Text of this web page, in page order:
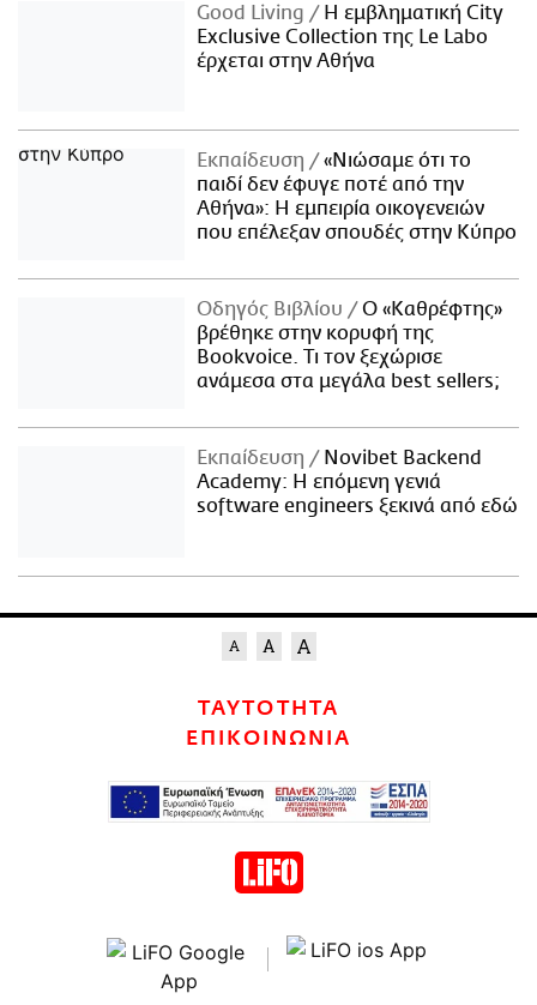
Good Living
Η εμβληματική City
Exclusive Collection της Le Labo
έρχεται στην Αθήνα
Εκπαίδευση
«Νιώσαμε ότι το
παιδί δεν έφυγε ποτέ από την
Αθήνα»: Η εμπειρία οικογενειών
που επέλεξαν σπουδές στην Κύπρο
Οδηγός Βιβλίου
Ο «Καθρέφτης»
βρέθηκε στην κορυφή της
Bookvoice. Τι τον ξεχώρισε
ανάμεσα στα μεγάλα best sellers;
Εκπαίδευση
Novibet Backend
Academy: Η επόμενη γενιά
software engineers ξεκινά από εδώ
ΤΑΥΤΟΤΗΤΑ
ΕΠΙΚΟΙΝΩΝΙΑ